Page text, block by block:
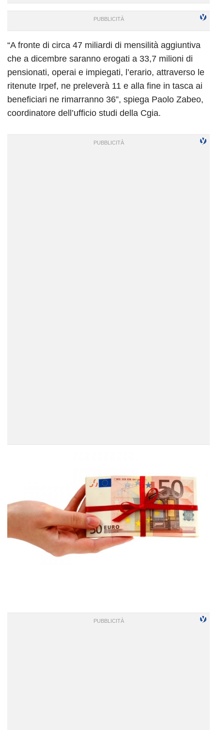
“A fronte di circa 47 miliardi di mensilità aggiuntiva
che a dicembre saranno erogati a 33,7 milioni di
pensionati, operai e impiegati, l’erario, attraverso le
ritenute Irpef, ne preleverà 11 e alla fine in tasca ai
beneficiari ne rimarranno 36”, spiega Paolo Zabeo,
coordinatore dell’ufficio studi della Cgia.